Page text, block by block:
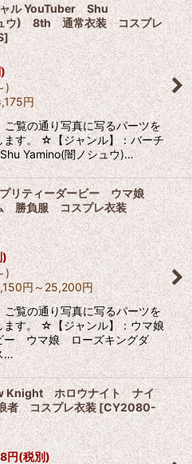
ル YouTuber Shu
ウ) 8th 通常衣装 コスプレ
]
)
円
覧の通り写真に写るパーツを
ます。 ☆【ジャンル】：バーチ
Yamino(闇ノシュウ)…
リティーダービー ウマ娘
勝負服 コスプレ衣装
)
)
円～25,200円
覧の通り写真に写るパーツを
ます。 ☆【ジャンル】：ウマ娘
ー ウマ娘 ローズキングダ
…
ホロウナイト ナイ
コスプレ衣装[CY2080-
円(税別)